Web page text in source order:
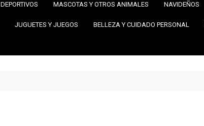
DEPORTIVOS MASCOTAS Y OTROS ANIMALES NAVIDEÑOS
JUGUETES Y JUEGOS BELLEZA Y CUIDADO PERSONAL